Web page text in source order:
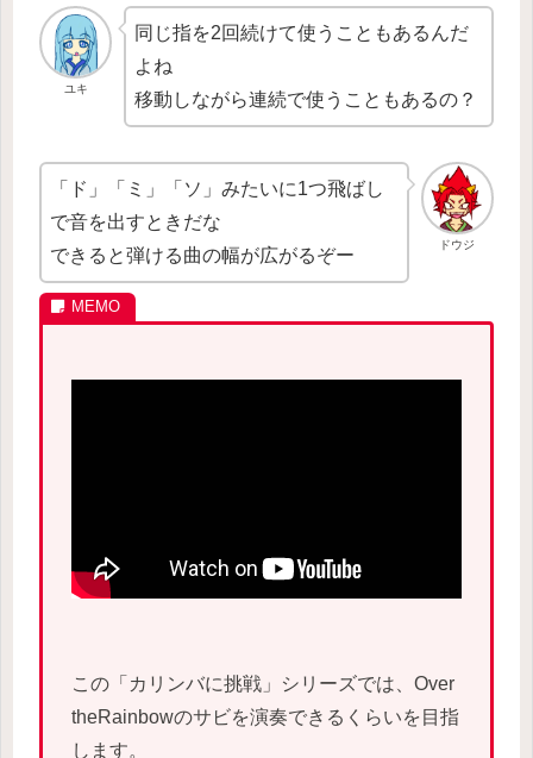
ユキ
同じ指を2回続けて使うこともあるんだ
よね
移動しながら連続で使うこともあるの？
ドウジ
「ド」「ミ」「ソ」みたいに1つ飛ばし
で音を出すときだな
できると弾ける曲の幅が広がるぞー
この「カリンバに挑戦」シリーズでは、Over
theRainbowのサビを演奏できるくらいを目指
します。